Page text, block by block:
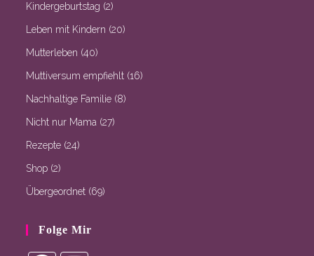
Kindergeburtstag (2)
Leben mit Kindern (20)
Mutterleben (40)
Muttiversum empfiehlt (16)
Nachhaltige Familie (8)
Nicht nur Mama (27)
Rezepte (24)
Shop (2)
Übergeordnet (69)
Folge Mir